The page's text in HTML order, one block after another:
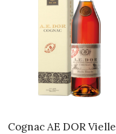
Cognac AE DOR Vielle